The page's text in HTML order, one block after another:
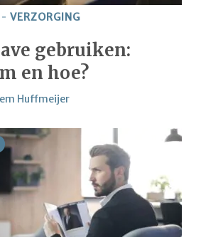
VERZORGING
gebruiken:
en hoe?
Huffmeijer